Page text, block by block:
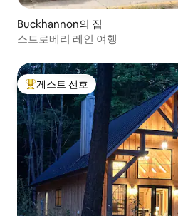
Buckhannon의 집
스트로베리 레인 여행
상위 게스트 선호
게스트 선호